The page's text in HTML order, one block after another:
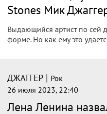
Stones Мик
Выдающийся артист по сей
форме. Но как ему это
ДЖАГГЕР | Рок
26 июля 2023, 22:40
Лена Ленина